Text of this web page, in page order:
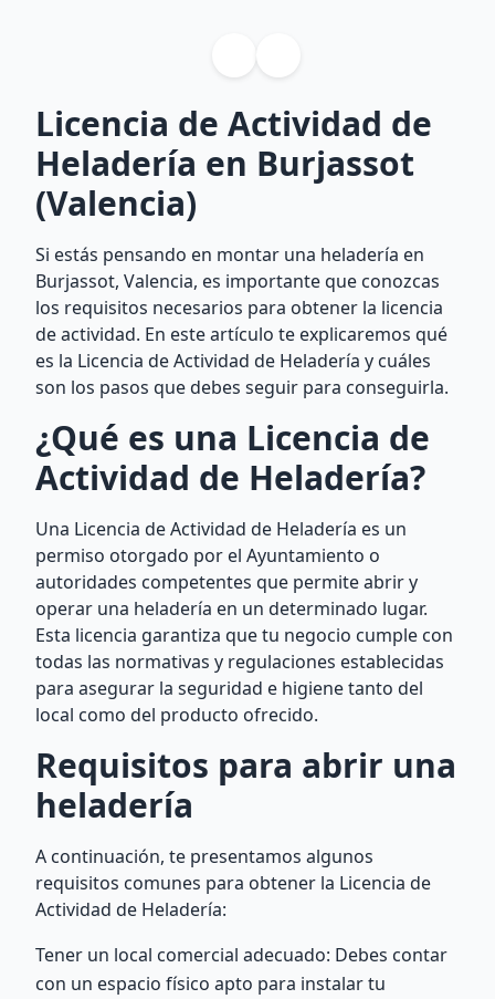
Licencia de Actividad de
Heladería en Burjassot
(Valencia)
Si estás pensando en montar una heladería en
Burjassot, Valencia, es importante que conozcas
los requisitos necesarios para obtener la licencia
de actividad. En este artículo te explicaremos qué
es la Licencia de Actividad de Heladería y cuáles
son los pasos que debes seguir para conseguirla.
¿Qué es una Licencia de
Actividad de Heladería?
Una Licencia de Actividad de Heladería es un
permiso otorgado por el Ayuntamiento o
autoridades competentes que permite abrir y
operar una heladería en un determinado lugar.
Esta licencia garantiza que tu negocio cumple con
todas las normativas y regulaciones establecidas
para asegurar la seguridad e higiene tanto del
local como del producto ofrecido.
Requisitos para abrir una
heladería
A continuación, te presentamos algunos
requisitos comunes para obtener la Licencia de
Actividad de Heladería:
Tener un local comercial adecuado: Debes contar
con un espacio físico apto para instalar tu